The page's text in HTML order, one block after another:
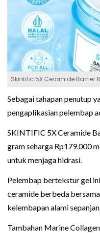
Skintific 5X Ceramide Barrier
Sebagai tahapan penutup
pengaplikasian pelembap
SKINTIFIC 5X Ceramide
gram seharga Rp179.000
untuk menjaga hidrasi.
Pelembap bertekstur gel
ceramide berbeda
kelembapan alami
Tambahan Marine